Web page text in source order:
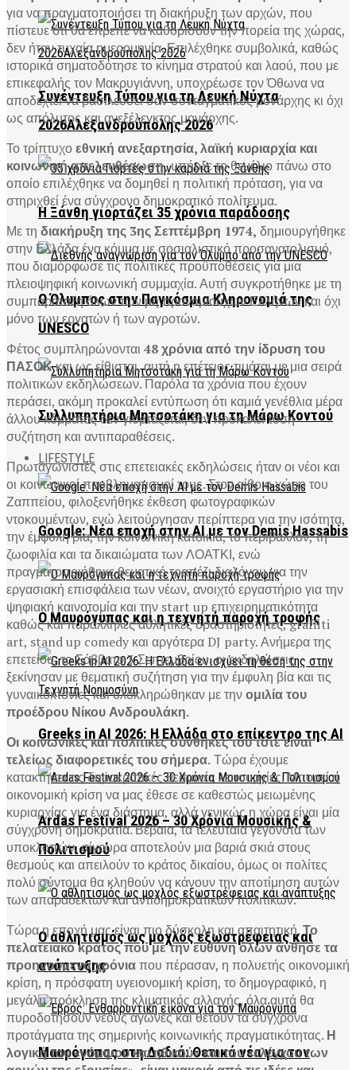
Συνέντευξη Τύπου για τη Λευκή Νύχτα
2026Αλεξανδρούπολης 2026
Η Ξάνθη γιορτάζει 35 χρόνια παράδοσης
Ο Όλυμπος στην Παγκόσμια Κληρονομιά της
UNESCO
Συλλυπητήρια Μητσοτάκη για τη Μάρω Κοντού
LIFESTYLE
Google: Νέα εποχή στην AI με τον Demis Hassabis
Ο Μαυρόγυπας και η τεχνητή παροχή τροφής
Greeks in AI 2026: Η Ελλάδα στο επίκεντρο της AI
Ardas Festival 2026 – 30 Χρόνια Μουσικής &
Πολιτισμού
Ο αθλητισμός ως μοχλός εξωστρέφειας και
ανάπτυξης
Μαυρόγυπας στη Δαδιά: Θετικά νέα για τον
για να πραγματοποιήσει τη διακήρυξη των αρχών, που
πίστευε ότι θα έπρεπε να καθορίσουν την πορεία της χώρας,
δεν ήταν τυχαία ημερομηνία. Επιλέχθηκε συμβολικά, καθώς
ιστορικά σηματοδότησε το κίνημα στρατού και λαού, που με
επικεφαλής τον Μακρυγιάννη, υποχρέωσε τον Όθωνα να
αποδεχτεί να βασιλεύσει σαν συνταγματικός μονάρχης κι όχι
ως απόλυτος και ανεξέλεγκτος μονάρχης.
Το τρίπτυχοεθνική ανεξαρτησία, λαϊκή κυριαρχία και
κοινωνική απελευθέρωση,υπήρξε το θεμέλιο πάνω στο
οποίο επιλέχθηκε να δομηθεί η πολιτική πρόταση, για να
στηριχθεί ένα σύγχρονο δημοκρατικό πολίτευμα.
Με τη διακήρυξη της 3ης Σεπτέμβρη 1974, δημιουργήθηκε
στην Ελλάδα ένα κόμμα με σοσιαλιστικό προσανατολισμό,
που διαμόρφωσε τις πολιτικές προϋποθέσεις για μια
πλειοψηφική κοινωνική συμμαχία. Αυτή συγκροτήθηκε με τη
συμπαράταξη όλων των μη προνομιούχων Ελλήνων και όχι
μόνο των εργατών ή των αγροτών.
Φέτος συμπληρώνονται 48 χρόνια από την ίδρυση του
ΠΑΣΟΚκαι ως είθισται, αυτή η επέτειος τιμάται με μια σειρά
πολιτικών εκδηλώσεων. Παρόλα τα χρόνια που έχουν
περάσει, ακόμη προκαλεί εντύπωση ότι καμιά γενέθλια μέρα
άλλου κόμματος δεν γιορτάζεται, δεν προκαλεί τόση
συζήτηση και αντιπαραθέσεις.
Πρωταγωνιστές στις επετειακές εκδηλώσεις ήταν οι νέοι και
οι κοινωνικοί προβληματισμοί τους. Στον αίθριο χώρο του
Ζαππείου, φιλοξενήθηκε έκθεση φωτογραφικών
ντοκουμέντων, ενώ λειτούργησαν περίπτερα για την ισότητα,
την έμφυλη βία, την κοινωνική κατοικία, το περιβάλλον, τη
ζωοφιλία και τα δικαιώματα των ΛΟΑΤΚΙ, ενώ
πραγματοποιήθηκε θεματικό τραπέζι διαλόγου για την
εργασιακή επισφάλεια των νέων, ανοιχτό εργαστήριο για την
ψηφιακή καινοτομία και την start up επιχειρηματικότητα
καθώς και παράλληλες αθλητικές δραστηριότητες, graffiti
art, stand up comedy και αργότερα DJ party. Ανήμερα της
επετείου, το Σάββατο 3 Σεπτεμβρίου, οι εκδηλώσεις
ξεκίνησαν με θεματική συζήτηση για την έμφυλη βία και τις
γυναικοκτονίες και ολοκληρώθηκαν με τηνομιλία του
προέδρου Νίκου Ανδρουλάκη.
Οι κοινωνικές και πολιτικές συνθήκες του τότε είναι
τελείως διαφορετικές του σήμερα.Τώρα έχουμε
κατακτήσει τις δημοκρατικές θεσμικές λειτουργίες. Μπορεί η
οικονομική κρίση να μας έθεσε σε καθεστώς μειωμένης
κυριαρχίας για ένα διάστημα, αλλά γενικώς η χώρα είναι μία
σύγχρονη δημοκρατία. Βέβαια, τα τελευταία γεγονότα των
υποκλοπών, σίγουρα αποτελούν μια βαριά σκιά στους
θεσμούς και απειλούν το κράτος δικαίου, όμως οι πολίτες
πολύ σύντομα θα κληθούν να κάνουν την αποτίμηση αυτών
των απαράδεκτων και αντιδημοκρατικών πολιτικών.
Τώρα η εποχή μας είναι πιο δύσκολη και απαιτητική.Το
πελατειακό κράτος που με την ευθύνη όλων άνθησε τα
προηγούμενα χρόνιαπου πέρασαν, η πολυετής οικονομική
κρίση, η πρόσφατη υγειονομική κρίση, το δημογραφικό, η
μεγάλη πρόκληση της κλιματικής αλλαγής, όλα αυτά θα
πυροδοτήσουν νέους αγώνες και θέτουν τα σύγχρονα
προτάγματα της σημερινής κοινωνικής πραγματικότητας. Η
λογική του «νόμιμου και ηθικού» και του «ελέγχου των